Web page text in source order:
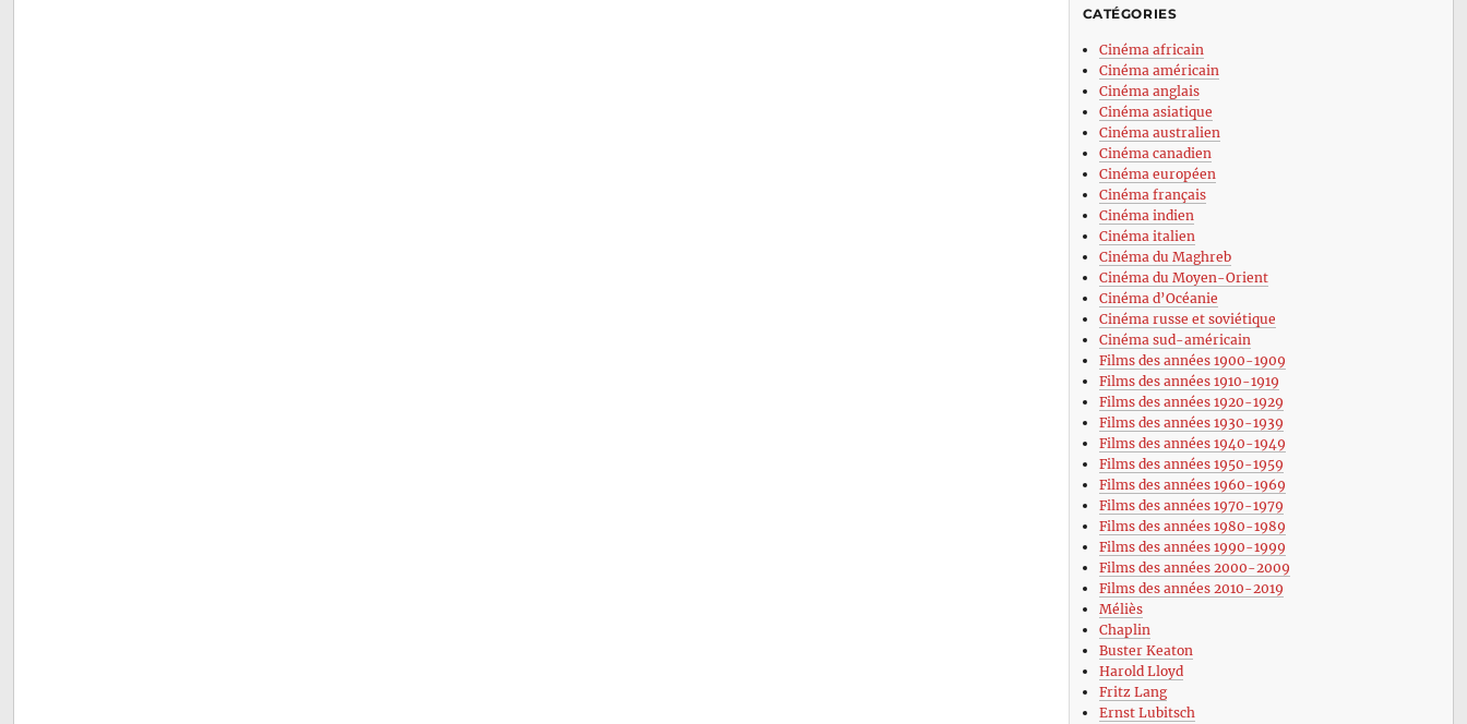
CATÉGORIES
Cinéma africain
Cinéma américain
Cinéma anglais
Cinéma asiatique
Cinéma australien
Cinéma canadien
Cinéma européen
Cinéma français
Cinéma indien
Cinéma italien
Cinéma du Maghreb
Cinéma du Moyen-Orient
Cinéma d’Océanie
Cinéma russe et soviétique
Cinéma sud-américain
Films des années 1900-1909
Films des années 1910-1919
Films des années 1920-1929
Films des années 1930-1939
Films des années 1940-1949
Films des années 1950-1959
Films des années 1960-1969
Films des années 1970-1979
Films des années 1980-1989
Films des années 1990-1999
Films des années 2000-2009
Films des années 2010-2019
Méliès
Chaplin
Buster Keaton
Harold Lloyd
Fritz Lang
Ernst Lubitsch